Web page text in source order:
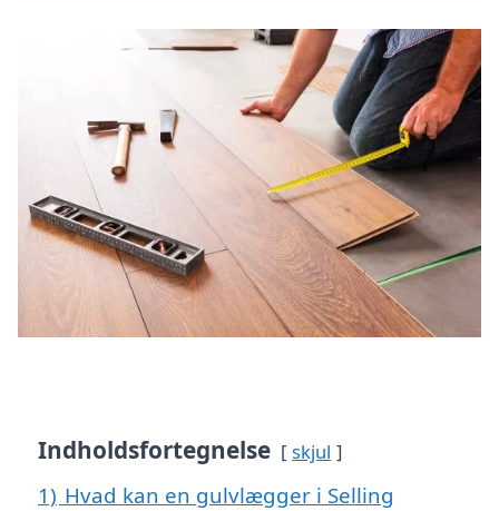
Indholdsfortegnelse skjul
1) Hvad kan en gulvlægger i Selling